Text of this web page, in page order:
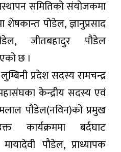
समितिको संयोजकमा
पोडेल, ज्ञानुप्रसाद
जीतबहादुर पौडेल
छ ।
प्रदेश सदस्य रामचन्द्र
केन्द्रीय सदस्य एवं
पौडेल(नविन)को प्रमुख
कार्यक्रममा बर्दघाट
पौडेल, प्राध्यापक